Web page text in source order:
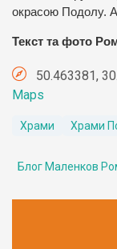
окрасою Подолу. А
Текст та фото
50.463381,
Maps
Храми Храми
Блог Маленков